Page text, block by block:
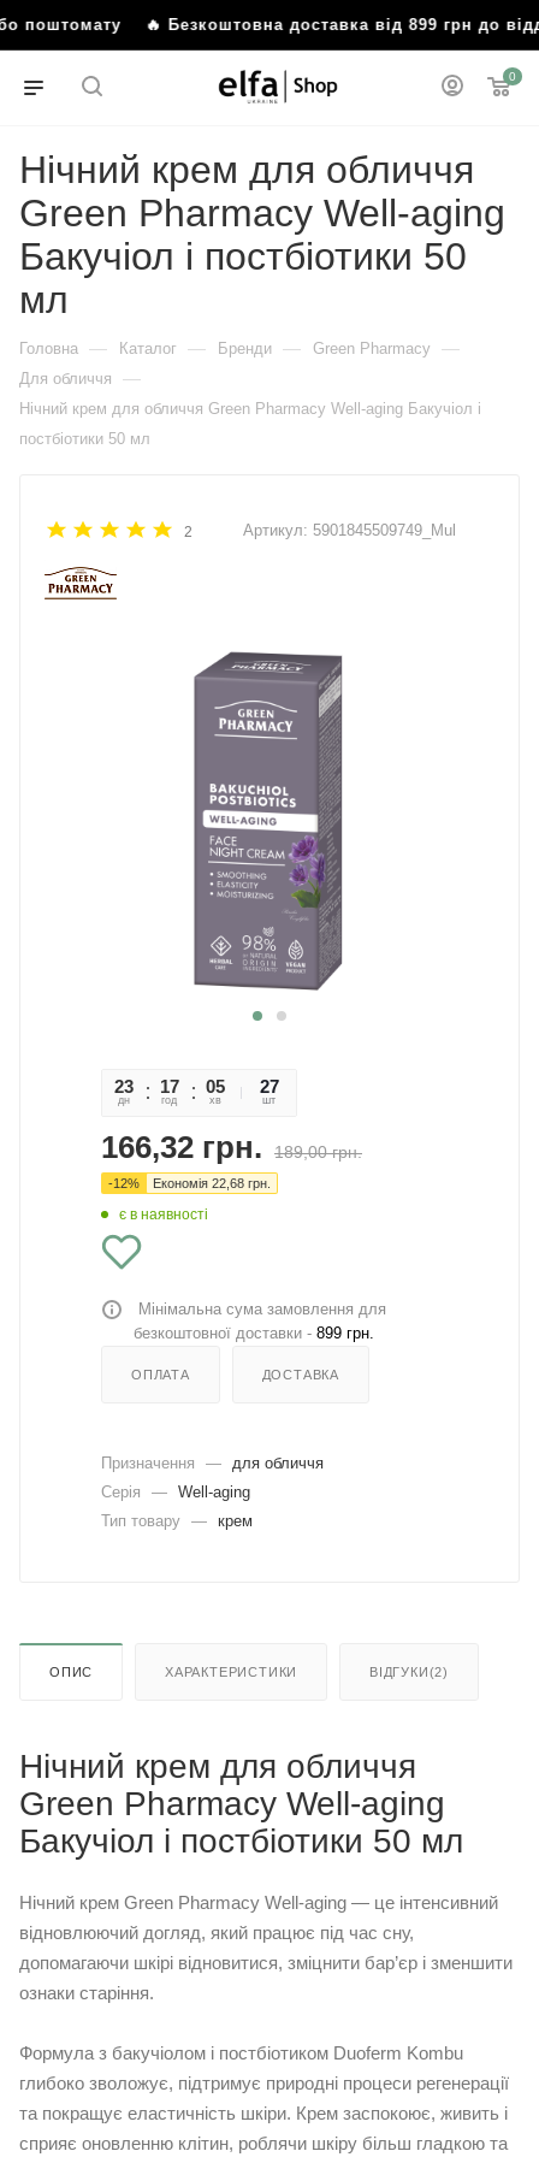
поштомату 🔥 Безкоштовна доставка від 899 грн до
0
Нічний крем для обличчя
Green Рharmacy Well-aging
Бакучіол і постбіотики 50
мл
Головна — Каталог — Бренди — Green Pharmacy —
Для обличчя —
Нічний крем для обличчя Green Рharmacy Well-aging Бакучіол і
постбіотики 50 мл
2 Артикул: 5901845509749_Mul
23
дн
17
год
05
хв
13
сек
27
шт
166,32 грн. 189,00грн.
-12% Економія 22,68 грн.
є в наявності
Мінімальна сума замовлення для
безкоштовної доставки - 899 грн.
ОПЛАТА ДОСТАВКА
Призначення —
для обличчя
Серія
— Well-aging
Тип товару — крем
ОПИС ХАРАКТЕРИСТИКИ ВІДГУКИ(2)
Нічний крем для обличчя
Green Pharmacy Well-aging
Бакучіол і постбіотики 50 мл
Нічний крем Green Pharmacy Well-aging — це інтенсивний
відновлюючий догляд, який працює під час сну,
допомагаючи шкірі відновитися, зміцнити бар’єр і зменшити
ознаки старіння.
Формула з бакучіолом і постбіотиком Duoferm Kombu
глибоко зволожує, підтримує природні процеси регенерації
та покращує еластичність шкіри. Крем заспокоює, живить і
сприяє оновленню клітин, роблячи шкіру більш гладкою та